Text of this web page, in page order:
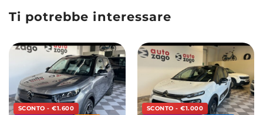
Ti potrebbe interessare
SCONTO - €1.600
SCONTO - €1.000